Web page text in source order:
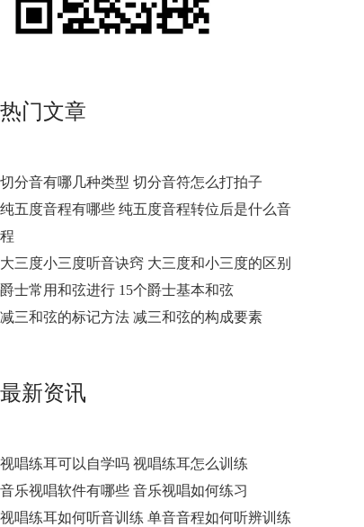
热门文章
切分音有哪几种类型 切分音符怎么打拍子
纯五度音程有哪些 纯五度音程转位后是什么音
程
大三度小三度听音诀窍 大三度和小三度的区别
爵士常用和弦进行 15个爵士基本和弦
减三和弦的标记方法 减三和弦的构成要素
最新资讯
视唱练耳可以自学吗 视唱练耳怎么训练
音乐视唱软件有哪些 音乐视唱如何练习
视唱练耳如何听音训练 单音音程如何听辨训练